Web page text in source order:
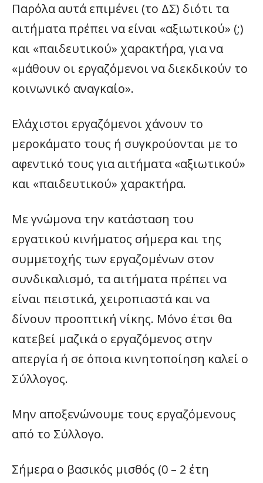
Παρόλα αυτά επιμένει (το ΔΣ) διότι τα
αιτήματα πρέπει να είναι «αξιωτικού» (;)
και «παιδευτικού» χαρακτήρα, για να
«μάθουν οι εργαζόμενοι να διεκδικούν το
κοινωνικό αναγκαίο».
Ελάχιστοι εργαζόμενοι χάνουν το
μεροκάματο τους ή συγκρούονται με το
αφεντικό τους για αιτήματα «αξιωτικού»
και «παιδευτικού» χαρακτήρα.
Με γνώμονα την κατάσταση του
εργατικού κινήματος σήμερα και της
συμμετοχής των εργαζομένων στον
συνδικαλισμό, τα αιτήματα πρέπει να
είναι πειστικά, χειροπιαστά και να
δίνουν προοπτική νίκης. Μόνο έτσι θα
κατεβεί μαζικά ο εργαζόμενος στην
απεργία ή σε όποια κινητοποίηση καλεί ο
Σύλλογος.
Μην αποξενώνουμε τους εργαζόμενους
από το Σύλλογο.
Σήμερα ο βασικός μισθός (0 – 2 έτη